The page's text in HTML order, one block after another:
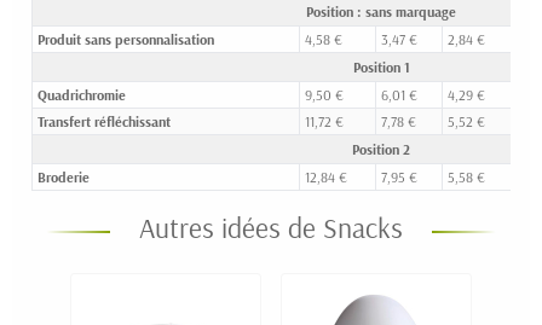
Position : sans marquage
Produit sans personnalisation
4,58 € 3,47 € 2,84 €
Position 1
Quadrichromie
9,50 € 6,01 € 4,29 €
Transfert réfléchissant
11,72 € 7,78 € 5,52 €
Position 2
Broderie
12,84 € 7,95 € 5,58 €
Autres idées de Snacks